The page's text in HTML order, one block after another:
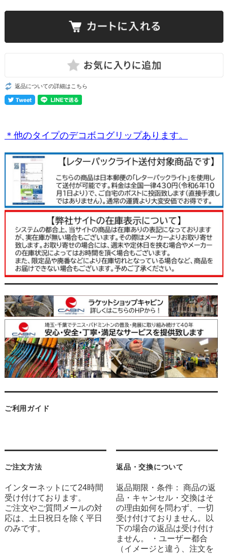
返品についての詳細はこちら
＊他のタイプのデコボコグリップあります。
ご利用ガイド
ご注文方法
インターネットにて24時間
受け付けております。
ご注文やご質問メールの対
応は、土日祝日を除く平日
のみです。
返品・交換について
返品期限・条件： 商品の返
品・キャンセル・交換はそ
の理由如何を問わず、一切
受け付けておりません。以
下の場合の返品は受け付け
ません。 ・ユーザー都合
（イメージと違う、注文を